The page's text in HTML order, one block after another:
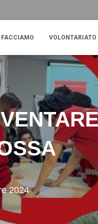
FACCIAMO VOLONTARIATO
2024